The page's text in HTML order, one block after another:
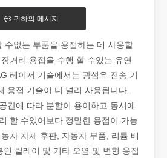
2026 가이드: 파이버 레이저 튜브 절단기가 파이프 제조를 혁신하는 방법
이저 튜브 절단기가 파이프 제조를 혁신하
귀하의 메시지
수없는 부품을 용접하는 데 사용할
거리 용접을 수행 할 수있는 유연
레이저 기술에서는 광섬유 전송 기
용접 기술이 더 널리 사용됩니다.
간에 따라 분할이 용이하고 동시에
할 수있어보다 정밀한 용접이 가능
차 차체 후판, 자동차 부품, 리튬 배
인 릴레이 및 기타 오염 및 변형 용접